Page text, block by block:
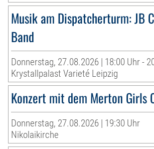
Musik am Dispatcherturm: JB
Band
Donnerstag, 27.08.2026 | 18:00 Uhr -
Krystallpalast Varieté Leipzig
Konzert mit dem Merton Girls
Donnerstag, 27.08.2026 | 19:30 Uhr
Nikolaikirche